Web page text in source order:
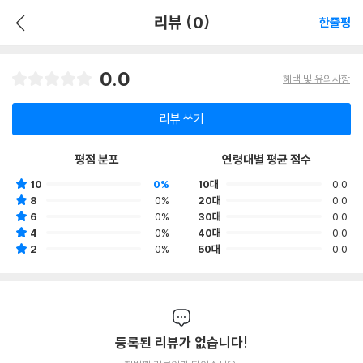
리뷰 (0) 한줄평
0.0 혜택 및 유의사항
리뷰 쓰기
평점 분포
10
0%
8
0%
6
0%
4
0%
2
0%
연령대별 평균 점수
10대
0.0
20대
0.0
30대
0.0
40대
0.0
50대
0.0
등록된 리뷰가 없습니다!